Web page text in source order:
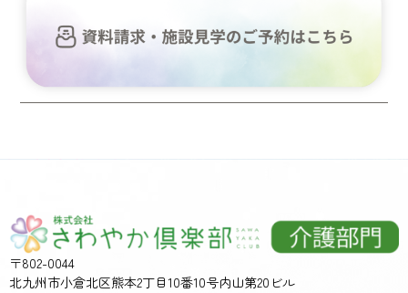
〒802-0044
北九州市小倉北区熊本2丁目10番10号内山第20ビル